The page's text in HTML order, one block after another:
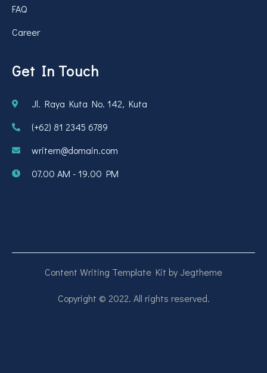
FAQ
Career
Get In Touch
Jl. Raya Kuta No. 142, Kuta
(+62) 81 2345 6789
writern@domain.com
07.00 AM - 19.00 PM
Content Writing Template Kit by Jegtheme
Copyright © 2022. All rights reserved.